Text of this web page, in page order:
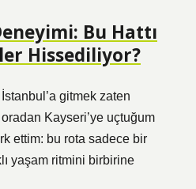
Bu Hattı
Hissediliyor?
gitmek zaten
oradan Kayseri’ye uçtuğum
ettim: bu rota sadece bir
yaşam ritmini birbirine